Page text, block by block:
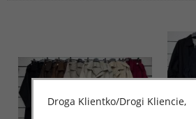
Droga Klientko/Drogi Kliencie,